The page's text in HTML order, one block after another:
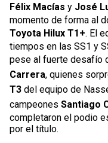
Félix Macías y José
momento de forma al
Toyota Hilux T1+. El
tiempos en las SS1 y
pese al fuerte desafío
Carrera, quienes
T3 del equipo de
campeones Santiago
completaron el podio
por el título.